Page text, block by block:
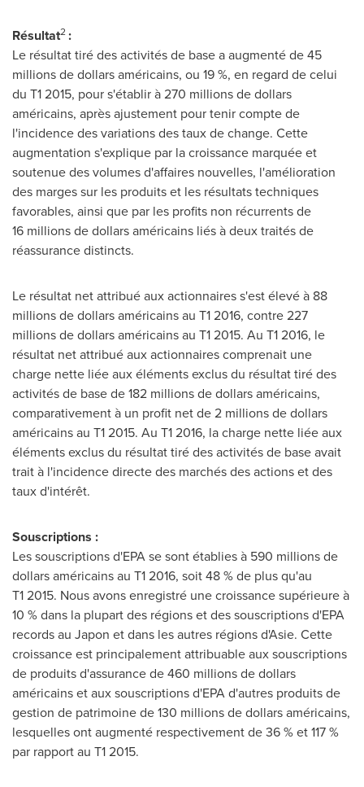
Résultat2:
Le résultat tiré des activités de base a augmenté de 45
millions de dollars américains, ou 19 %, en regard de celui
du T1 2015, pour s'établir à 270 millions de dollars
américains, après ajustement pour tenir compte de
l'incidence des variations des taux de change. Cette
augmentation s'explique par la croissance marquée et
soutenue des volumes d'affaires nouvelles, l'amélioration
des marges sur les produits et les résultats techniques
favorables, ainsi que par les profits non récurrents de
16 millions de dollars américains liés à deux traités de
réassurance distincts.
Le résultat net attribué aux actionnaires s'est élevé à 88
millions de dollars américains au T1 2016, contre 227
millions de dollars américains au T1 2015. Au T1 2016, le
résultat net attribué aux actionnaires comprenait une
charge nette liée aux éléments exclus du résultat tiré des
activités de base de 182 millions de dollars américains,
comparativement à un profit net de 2 millions de dollars
américains au T1 2015. Au T1 2016, la charge nette liée aux
éléments exclus du résultat tiré des activités de base avait
trait à l'incidence directe des marchés des actions et des
taux d'intérêt.
Souscriptions :
Les souscriptions d'EPA se sont établies à 590 millions de
dollars américains au T1 2016, soit 48 % de plus qu'au
T1 2015. Nous avons enregistré une croissance supérieure à
10 % dans la plupart des régions et des souscriptions d'EPA
records au Japon et dans les autres régions d'Asie. Cette
croissance est principalement attribuable aux souscriptions
de produits d'assurance de 460 millions de dollars
américains et aux souscriptions d'EPA d'autres produits de
gestion de patrimoine de 130 millions de dollars américains,
lesquelles ont augmenté respectivement de 36 % et 117 %
par rapport au T1 2015.